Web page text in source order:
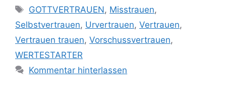
Schlagwörter
GOTTVERTRAUEN, Misstrauen,
Selbstvertrauen, Urvertrauen, Vertrauen,
Vertrauen trauen, Vorschussvertrauen,
WERTESTARTER
Kommentar hinterlassen